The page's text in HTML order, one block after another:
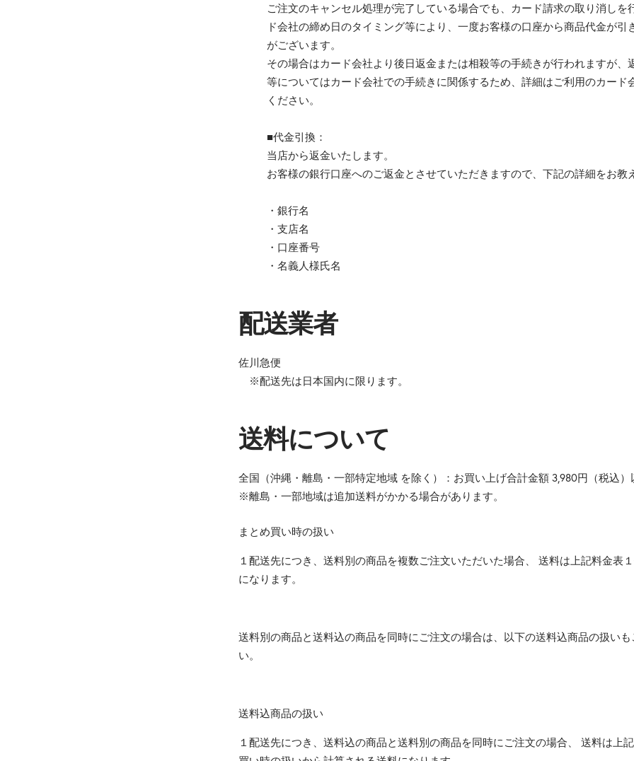
ご注文のキャンセル処理が完了している場合でも、カード請求の取り消しを
ド会社の締め日のタイミング等により、一度お客様の口座から商品代金が引
がございます。
その場合はカード会社より後日返金または相殺等の手続きが行われますが、
等についてはカード会社での手続きに関係するため、詳細はご利用のカード
ください。
■代金引換：
当店から返金いたします。
お客様の銀行口座へのご返金とさせていただきますので、下記の詳細をお教
・銀行名
・支店名
・口座番号
・名義人様氏名
配送業者
佐川急便
※配送先は日本国内に限ります。
送料について
全国（沖縄・離島・一部特定地域 を除く）：お買い上げ合計金額 3,980円（税込
※離島・一部地域は追加送料がかかる場合があります。
まとめ買い時の扱い
１配送先につき、送料別の商品を複数ご注文いただいた場合、 送料は上記料金表
になります。
送料別の商品と送料込の商品を同時にご注文の場合は、以下の送料込商品の扱いも
い。
送料込商品の扱い
１配送先につき、送料込の商品と送料別の商品を同時にご注文の場合、 送料は上